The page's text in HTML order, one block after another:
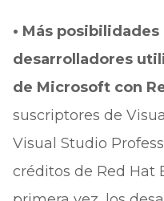
• Más
desarrolladores
de Microsoft con
suscriptores de
Visual Studio
créditos de Red Hat